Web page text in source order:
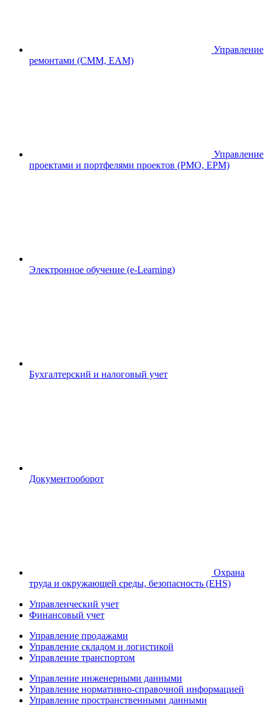
Управление
ремонтами (CMM, EAM)
Управление
проектами и портфелями проектов (PMO, EPM)
Электронное обучение (e-Learning)
Бухгалтерский и налоговый учет
Документооборот
Охрана
труда и окружающей среды, безопасность (EHS)
Управленческий учет
Финансовый учет
Управление продажами
Управление складом и логистикой
Управление транспортом
Управление инженерными данными
Управление нормативно-справочной информацией
Управление пространственными данными